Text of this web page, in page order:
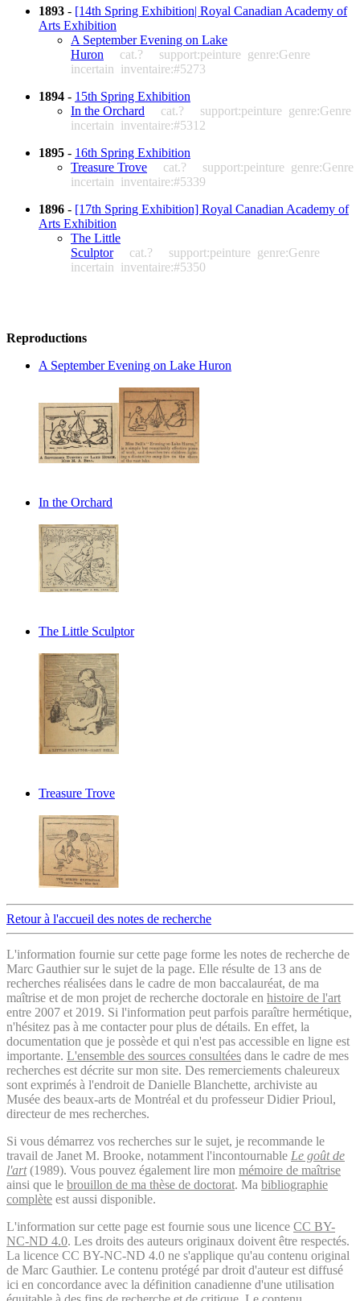
1893 - [14th Spring Exhibition| Royal Canadian Academy of
Arts Exhibition
A September Evening on Lake
Huron
cat.? support:peinture genre:Genre
incertain inventaire:#5273
1894 - 15th Spring Exhibition
In the Orchard
cat.? support:peinture genre:Genre
incertain inventaire:#5312
1895 - 16th Spring Exhibition
Treasure Trove
cat.? support:peinture genre:Genre
incertain inventaire:#5339
1896 - [17th Spring Exhibition] Royal Canadian Academy of
Arts Exhibition
The Little
Sculptor
cat.? support:peinture genre:Genre
incertain inventaire:#5350
Reproductions
A September Evening on Lake Huron
In the Orchard
The Little Sculptor
Treasure Trove
Retour à l'accueil des notes de recherche
L'information fournie sur cette page forme les notes de recherche de
Marc Gauthier sur le sujet de la page. Elle résulte de 13 ans de
recherches réalisées dans le cadre de mon baccalauréat, de ma
maîtrise et de mon projet de recherche doctorale en histoire de l'art
entre 2007 et 2019. Si l'information peut parfois paraître hermétique,
n'hésitez pas à me contacter pour plus de détails. En effet, la
documentation que je possède et qui n'est pas accessible en ligne est
importante. L'ensemble des sources consultées dans le cadre de mes
recherches est décrite sur mon site. Des remerciements chaleureux
sont exprimés à l'endroit de Danielle Blanchette, archiviste au
Musée des beaux-arts de Montréal et du professeur Didier Prioul,
directeur de mes recherches.
Si vous démarrez vos recherches sur le sujet, je recommande le
travail de Janet M. Brooke, notamment l'incontournable Le goût de
l'art(1989). Vous pouvez également lire mon mémoire de maîtrise
ainsi que le brouillon de ma thèse de doctorat. Ma bibliographie
complète est aussi disponible.
L'information sur cette page est fournie sous une licence CC BY-
NC-ND 4.0. Les droits des auteurs originaux doivent être respectés.
La licence CC BY-NC-ND 4.0 ne s'applique qu'au contenu original
de Marc Gauthier. Le contenu protégé par droit d'auteur est diffusé
ici en concordance avec la définition canadienne d'une utilisation